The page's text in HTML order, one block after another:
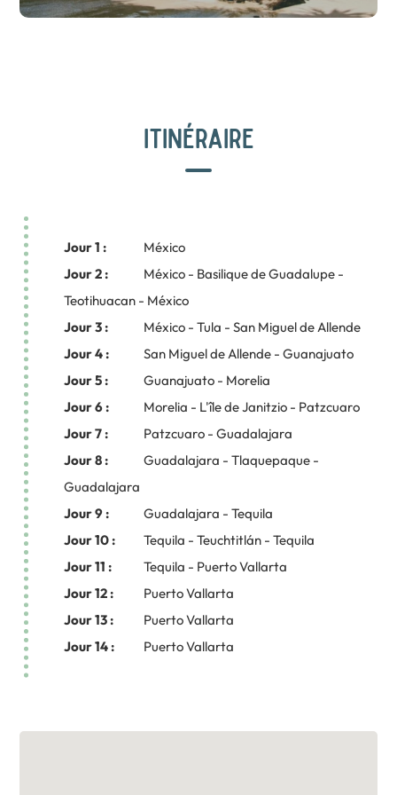
ITINÉRAIRE
Jour 1 :
México
Jour 2 :
México - Basilique de Guadalupe -
Teotihuacan - México
Jour 3 :
México - Tula - San Miguel de Allende
Jour 4 :
San Miguel de Allende - Guanajuato
Jour 5 :
Guanajuato - Morelia
Jour 6 :
Morelia - L'île de Janitzio - Patzcuaro
Jour 7 :
Patzcuaro - Guadalajara
Jour 8 :
Guadalajara - Tlaquepaque -
Guadalajara
Jour 9 :
Guadalajara - Tequila
Jour 10 :
Tequila - Teuchtitlán - Tequila
Jour 11 :
Tequila - Puerto Vallarta
Jour 12 :
Puerto Vallarta
Jour 13 :
Puerto Vallarta
Jour 14 :
Puerto Vallarta